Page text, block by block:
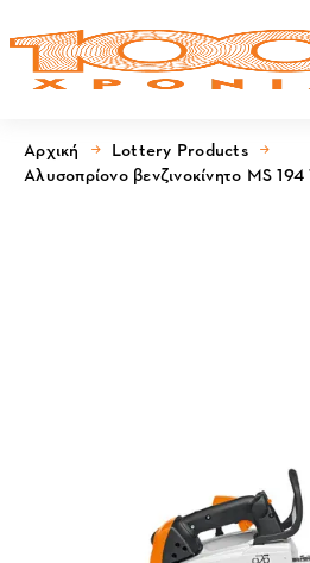
Αρχική
Lottery Products
Αλυσοπρίονο βενζινοκίνητο MS